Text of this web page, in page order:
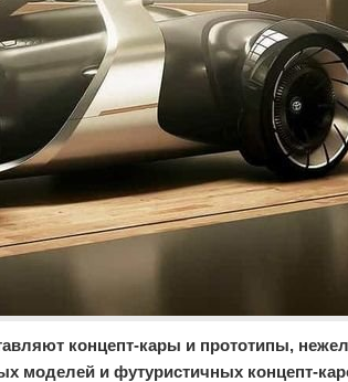
концепт-кары и прототипы,
моделей и футуристичных концепт-